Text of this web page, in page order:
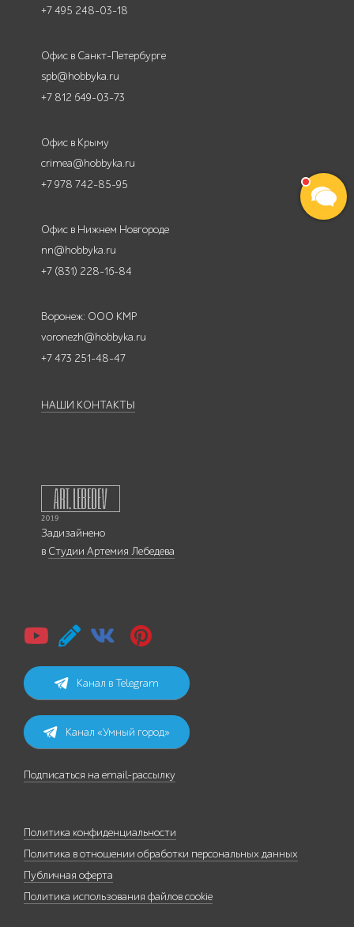
+7 495 248-03-18
Офис в Санкт-Петербурге
spb@hobbyka.ru
+7 812 649-03-73
Офис в Крыму
crimea@hobbyka.ru
+7 978 742-85-95
Офис в Нижнем Новгороде
nn@hobbyka.ru
+7 (831) 228-16-84
Воронеж: ООО КМР
voronezh@hobbyka.ru
+7 473 251-48-47
НАШИ КОНТАКТЫ
Задизайнено
в Студии Артемия Лебедева
Канал в Telegram
Канал «Умный город»
Подписаться на email-рассылку
Политика конфиденциальности
Политика в отношении обработки персональных данных
Публичная оферта
Политика использования файлов cookie